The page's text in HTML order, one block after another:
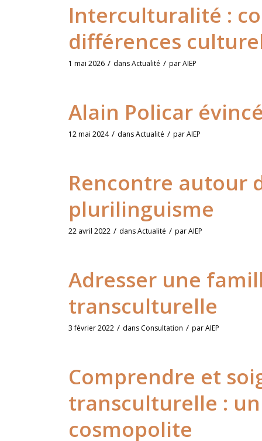
Interculturalité :
différences
1 mai 2026 / dansActualité / parAIEP
Alain Policar
12 mai 2024 / dansActualité / parAIEP
Rencontre autour
plurilinguisme
22 avril 2022 / dansActualité / parAIEP
Adresser une
transculturelle
3 février 2022 / dans Consultation / parAIEP
Comprendre et
transculturelle :
cosmopolite